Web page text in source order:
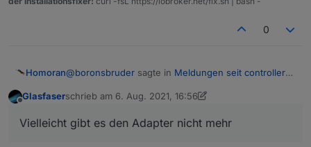
0
Homoran@boronsbruder sagte in Meldungen seit controller
Vonnpmhab ich das 2.0.7 Update her
Glasfaserschrieb am 6. Aug. 2021, 16:56
zuletzt editiert von Glasfaser8. Juni 2021, 18:56
Vielleicht gibt es den Adapter nicht mehr